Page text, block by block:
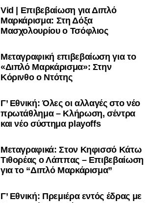
Vid | Επιβεβαίωση για Διπλό
Μαρκάρισμα: Στη Δόξα
Μασχολουρίου ο Τσόφλιος
Μεταγραφική επιβεβαίωση για το
«Διπλό Μαρκάρισμα»: Στην
Κόρινθο ο Ντότης
Γ’ Εθνική: Όλες οι αλλαγές στο νέο
πρωτάθλημα – Κλήρωση, σέντρα
και νέο σύστημα playoffs
Μεταγραφικά: Στον Κηφισσό Κάτω
Τιθορέας ο Λάππας – Επιβεβαίωση
για το “Διπλό Μαρκάρισμα”
Γ’ Εθνική: Πρεμιέρα εντός έδρας με